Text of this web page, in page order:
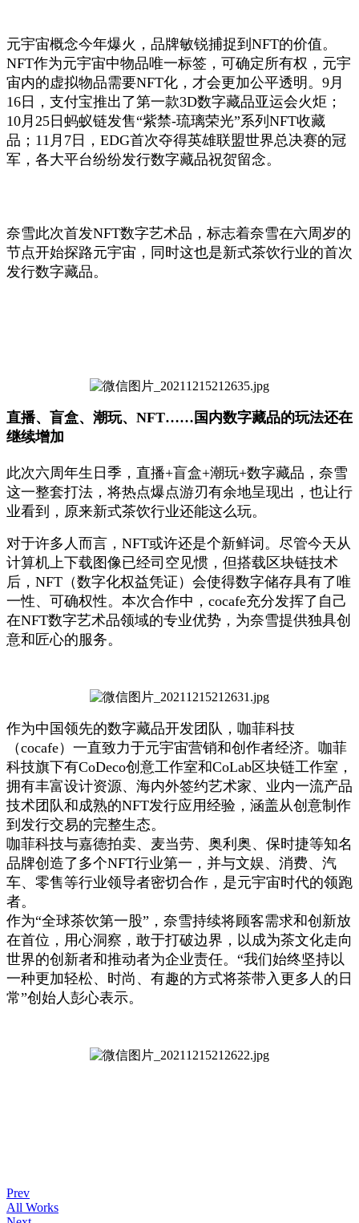
元宇宙概念今年爆火，品牌敏锐捕捉到NFT的价值。
NFT作为元宇宙中物品唯一标签，可确定所有权，元宇
宙内的虚拟物品需要NFT化，才会更加公平透明。9月
16日，支付宝推出了第一款3D数字藏品亚运会火炬；
10月25日蚂蚁链发售“紫禁-琉璃荣光”系列NFT收藏
品；11月7日，EDG首次夺得英雄联盟世界总决赛的冠
军，各大平台纷纷发行数字藏品祝贺留念。
奈雪此次首发NFT数字艺术品，标志着奈雪在六周岁的
节点开始探路元宇宙，同时这也是新式茶饮行业的首次
发行数字藏品。
直播、盲盒、潮玩、 NFT…… 国内数字藏品的玩法还在
继续增加
此次六周年生日季，直播+盲盒+潮玩+数字藏品，奈雪
这一整套打法，将热点爆点游刃有余地呈现出，也让行
业看到，原来新式茶饮行业还能这么玩。
对于许多人而言，NFT或许还是个新鲜词。尽管今天从
计算机上下载图像已经司空见惯，但搭载区块链技术
后，NFT（数字化权益凭证）会使得数字储存具有了唯
一性、可确权性。本次合作中，cocafe充分发挥了自己
在NFT数字艺术品领域的专业优势，为奈雪提供独具创
意和匠心的服务。
作为中国领先的数字藏品开发团队，咖菲科技
（cocafe）一直致力于元宇宙营销和创作者经济。咖菲
科技旗下有CoDeco创意工作室和CoLab区块链工作室，
拥有丰富设计资源、海内外签约艺术家、业内一流产品
技术团队和成熟的NFT发行应用经验，涵盖从创意制作
到发行交易的完整生态。
咖菲科技与嘉德拍卖、麦当劳、奥利奥、保时捷等知名
品牌创造了多个NFT行业第一，并与文娱、消费、汽
车、零售等行业领导者密切合作，是元宇宙时代的领跑
者。
作为“全球茶饮第一股”，奈雪持续将顾客需求和创新放
在首位，用心洞察，敢于打破边界，以成为茶文化走向
世界的创新者和推动者为企业责任。“我们始终坚持以
一种更加轻松、时尚、有趣的方式将茶带入更多人的日
常”创始人彭心表示。
Prev
All Works